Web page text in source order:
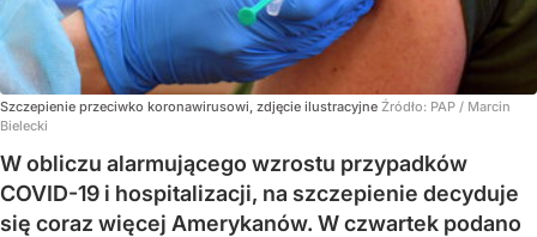
Szczepienie przeciwko koronawirusowi, zdjęcie ilustracyjne Źródło: PAP / Marcin
Bielecki
W obliczu alarmującego wzrostu przypadków
COVID-19 i hospitalizacji, na szczepienie decyduje
się coraz więcej Amerykanów. W czwartek podano